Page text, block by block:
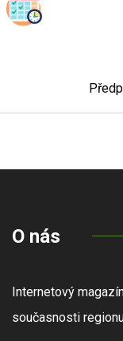
O nás
Internetový
současnosti